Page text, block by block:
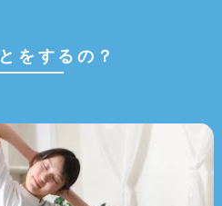
をするの？